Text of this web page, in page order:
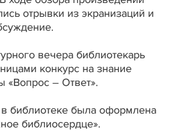
отрывки из экранизаций и
вечера библиотекарь
конкурс на знание
«Вопрос – Ответ».
библиотеке была оформлена
библиосердце».